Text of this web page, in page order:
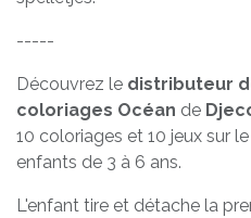
-----
Découvrez le distributeur
coloriages Océan de
10 coloriages et 10 jeux sur
enfants de 3 à 6 ans.
L'enfant tire et détache la